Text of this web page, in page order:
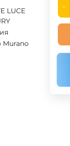
LUCE
Murano
-